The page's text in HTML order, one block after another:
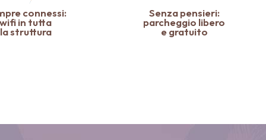
connessi:
wifi in tutta
la struttura
Senza pensieri:
parcheggio libero
e gratuito